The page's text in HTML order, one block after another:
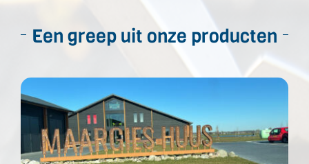
Een greep uit onze producten